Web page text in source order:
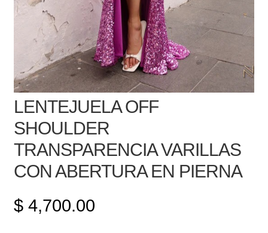
LENTEJUELA OFF
SHOULDER
TRANSPARENCIA VARILLAS
CON ABERTURA EN PIERNA
$4,700.00